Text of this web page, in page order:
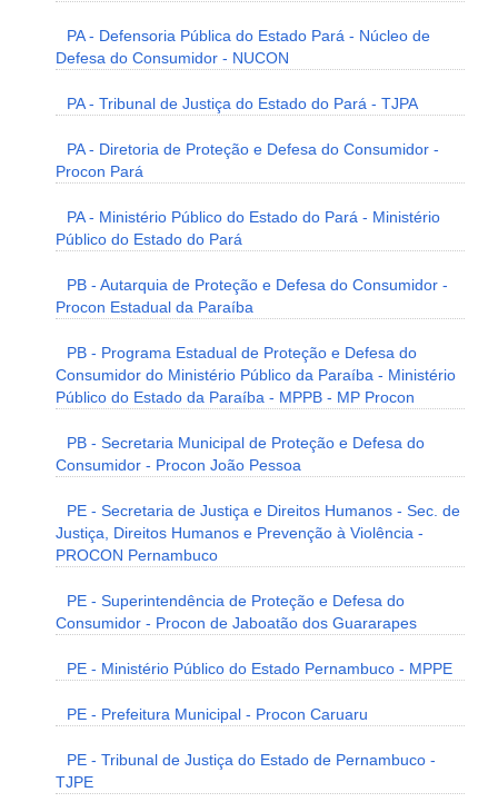
PA - Defensoria Pública do Estado Pará - Núcleo de
Defesa do Consumidor - NUCON
PA - Tribunal de Justiça do Estado do Pará - TJPA
PA - Diretoria de Proteção e Defesa do Consumidor -
Procon Pará
PA - Ministério Público do Estado do Pará - Ministério
Público do Estado do Pará
PB - Autarquia de Proteção e Defesa do Consumidor -
Procon Estadual da Paraíba
PB - Programa Estadual de Proteção e Defesa do
Consumidor do Ministério Público da Paraíba - Ministério
Público do Estado da Paraíba - MPPB - MP Procon
PB - Secretaria Municipal de Proteção e Defesa do
Consumidor - Procon João Pessoa
PE - Secretaria de Justiça e Direitos Humanos - Sec. de
Justiça, Direitos Humanos e Prevenção à Violência -
PROCON Pernambuco
PE - Superintendência de Proteção e Defesa do
Consumidor - Procon de Jaboatão dos Guararapes
PE - Ministério Público do Estado Pernambuco - MPPE
PE - Prefeitura Municipal - Procon Caruaru
PE - Tribunal de Justiça do Estado de Pernambuco -
TJPE